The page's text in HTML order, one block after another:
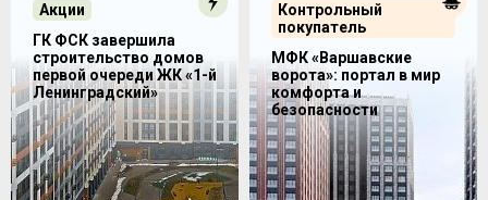
Контрольный
покупатель
МФК «Варшавские
ворота»: портал в мир
комфорта и
безопасности
Акции
ГК ФСК завершила
строительство домов
первой очереди ЖК «1-й
Ленинградский»